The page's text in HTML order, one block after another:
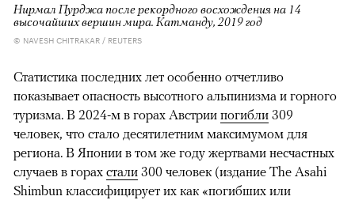
Нирмал Пурджа после рекордного восхождения на 14
высочайших вершин мира. Катманду, 2019 год
© NAVESH CHITRAKAR / REUTERS
Статистика последних лет особенно отчетливо
показывает опасность высотного альпинизма и горного
туризма. В 2024-м в горах Австрии погибли 309
человек, что стало десятилетним максимумом для
региона. В Японии в том же году жертвами несчастных
случаев в горах стали 300 человек (издание The Asahi
Shimbun классифицирует их как «погибших или